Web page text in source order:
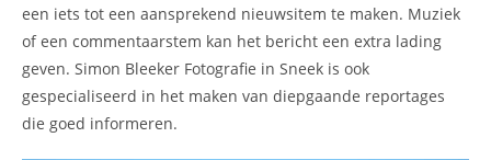
een iets tot een aansprekend nieuwsitem te maken. Muziek
of een commentaarstem kan het bericht een extra lading
geven. Simon Bleeker Fotografie in Sneek is ook
gespecialiseerd in het maken van diepgaande reportages
die goed informeren.